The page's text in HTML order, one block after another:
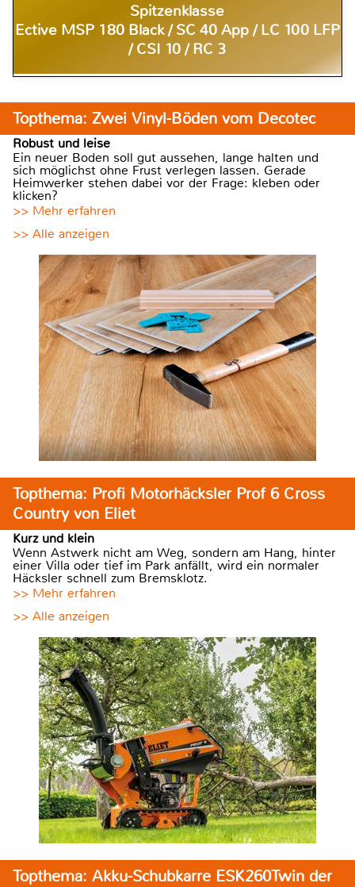
Spitzenklasse
Ective MSP 180 Black / SC 40 App / LC 100 LFP
/ CSI 10 / RC 3
Topthema: Zwei Vinyl-Böden vom Decotec
Robust und leise
Ein neuer Boden soll gut aussehen, lange halten und
sich möglichst ohne Frust verlegen lassen. Gerade
Heimwerker stehen dabei vor der Frage: kleben oder
klicken?
>> Mehr erfahren
>> Alle anzeigen
Topthema: Profi Motorhäcksler Prof 6 Cross
Country von Eliet
Kurz und klein
Wenn Astwerk nicht am Weg, sondern am Hang, hinter
einer Villa oder tief im Park anfällt, wird ein normaler
Häcksler schnell zum Bremsklotz.
>> Mehr erfahren
>> Alle anzeigen
Topthema: Akku-Schubkarre ESK260Twin der